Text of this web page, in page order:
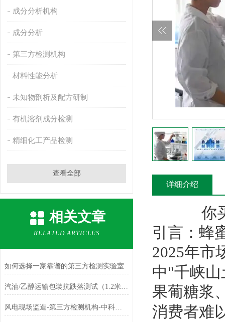
成分分析机构
成分分析
第三方检测机构
材料性能分析
未知物剖析及配方研制
有机溶剂成分检测
精细化工产品检测
查看全部
相关文章
RELATED ARTICLES
如何选择一家靠谱的第三方检测实验室
汽油/乙醇运输包装抗跌落测试（1.2米跌落）
风电现场监造-第三方检测机构-中科检测
详细介绍
你
引言：蜂
2025年市
中"千峡
果葡糖浆
消费者难